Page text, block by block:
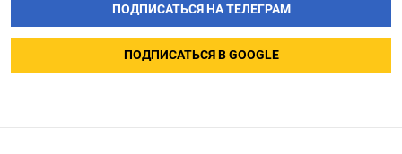
ПОДПИСАТЬСЯ НА ТЕЛЕГРАМ
ПОДПИСАТЬСЯ В GOOGLE